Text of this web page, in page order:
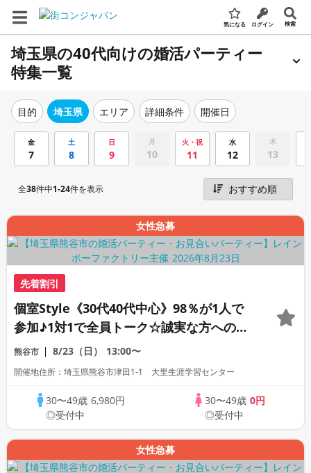
気になる ログイン 検索
埼玉県の40代向けの婚活パーティー
特集一覧
目的 埼玉県 エリア 詳細条件 開催日
金
7
土
8
日
9
月
10
火・祝
11
水
12
木
13
全38件中1-24件を表示
女性急募
先着割引
個室Style《30代40代中心》98％が1人で
参加♪1対1で全員トーク☆誠実な方への婚
活パーティー
熊谷市 8/23（日） 13:00〜
開催地住所：埼玉県熊谷市津田1-1 大里生涯学習センター
30〜49歳 6,980円
◎受付中
30〜49歳 0円
◎受付中
女性急募